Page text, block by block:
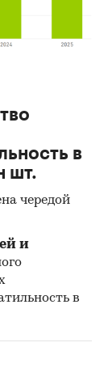
в
шт.
чередой
и
в